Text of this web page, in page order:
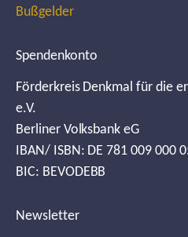
Bußgelder
Spendenkonto
Förderkreis Denkmal für die
e.V.
Berliner Volksbank eG
IBAN/ ISBN: DE 781 009 000
BIC: BEVODEBB
Newsletter